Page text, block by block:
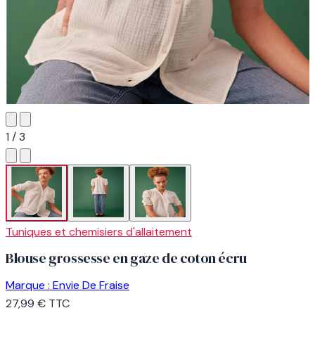
1 / 3
Tuniques et chemisiers d'allaitement
Blouse grossesse en gaze de coton écru
Marque : Envie De Fraise
27,99 € TTC